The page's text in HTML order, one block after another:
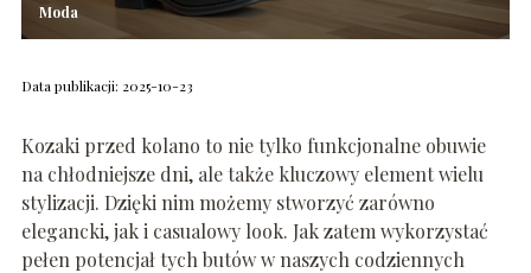
Moda
Data publikacji: 2025-10-23
Kozaki przed kolano to nie tylko funkcjonalne obuwie
na chłodniejsze dni, ale także kluczowy element wielu
stylizacji. Dzięki nim możemy stworzyć zarówno
elegancki, jak i casualowy look. Jak zatem wykorzystać
pełen potencjał tych butów w naszych codziennych